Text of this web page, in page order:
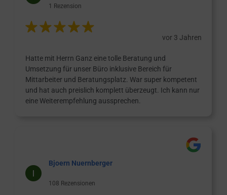
1 Rezension
vor 3 Jahren
Hatte mit Herrn Ganz eine tolle Beratung und
Umsetzung für unser Büro inklusive Bereich für
Mittarbeiter und Beratungsplatz. War super kompetent
und hat auch preislich komplett überzeugt. Ich kann nur
eine Weiterempfehlung aussprechen.
Bjoern Nuernberger
108 Rezensionen